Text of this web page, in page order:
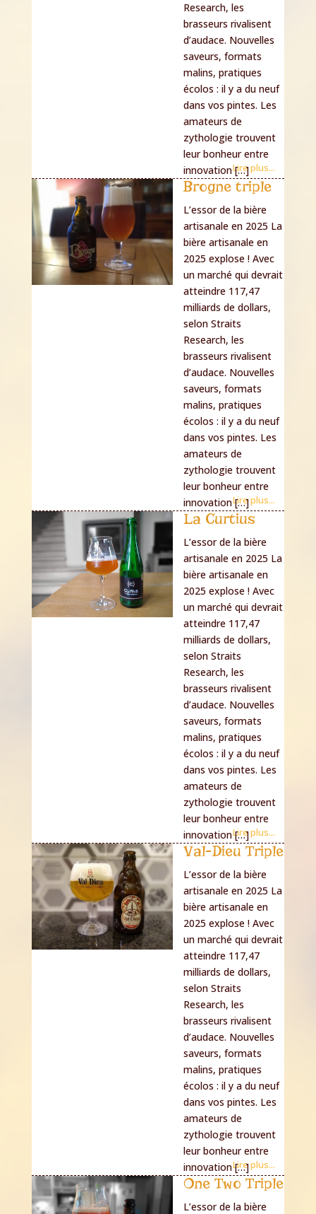
Research, les
brasseurs rivalisent
d’audace. Nouvelles
saveurs, formats
malins, pratiques
écolos : il y a du neuf
dans vos pintes. Les
amateurs de
zythologie trouvent
leur bonheur entre
innovation […]Lire plus...
Brogne triple
L’essor de la bière
artisanale en 2025 La
bière artisanale en
2025 explose ! Avec
un marché qui devrait
atteindre 117,47
milliards de dollars,
selon Straits
Research, les
brasseurs rivalisent
d’audace. Nouvelles
saveurs, formats
malins, pratiques
écolos : il y a du neuf
dans vos pintes. Les
amateurs de
zythologie trouvent
leur bonheur entre
innovation […]Lire plus...
La Curtius
L’essor de la bière
artisanale en 2025 La
bière artisanale en
2025 explose ! Avec
un marché qui devrait
atteindre 117,47
milliards de dollars,
selon Straits
Research, les
brasseurs rivalisent
d’audace. Nouvelles
saveurs, formats
malins, pratiques
écolos : il y a du neuf
dans vos pintes. Les
amateurs de
zythologie trouvent
leur bonheur entre
innovation […]Lire plus...
Val-Dieu Triple
L’essor de la bière
artisanale en 2025 La
bière artisanale en
2025 explose ! Avec
un marché qui devrait
atteindre 117,47
milliards de dollars,
selon Straits
Research, les
brasseurs rivalisent
d’audace. Nouvelles
saveurs, formats
malins, pratiques
écolos : il y a du neuf
dans vos pintes. Les
amateurs de
zythologie trouvent
leur bonheur entre
innovation […]Lire plus...
One Two Triple
L’essor de la bière